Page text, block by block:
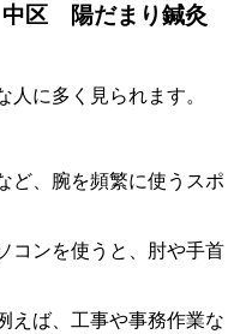
中区 陽だまり鍼灸
人に多く見られます。
ど、腕を頻繁に使うスポ
コンを使うと、肘や手首
えば、工事や事務作業な